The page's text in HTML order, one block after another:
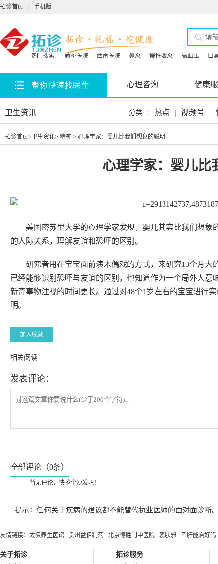
拓诊首页 手机版
热门搜索: 新桥医院 西南医院 鼻炎 慢性咽炎 高血压 口
帮你快速找医生 心理咨询 健康
卫生资讯 分类 : 热点 | 视频号 |
拓诊首页> 卫生资讯> 精神 > 心理学家：婴儿比我们想象的聪明
心理学家：婴儿比
美国密苏里大学的心理学家发现，婴儿其实比我们想
的人际关系，理解友谊和恐吓的区别。
研究者用在宝宝面前演木偶戏的方式，来研究13个月
已经能够识别恐吓与友谊的区别，也知道作为一个局外人
新奇事物注视的时间更长。通过对48个1岁左右的宝宝进行
明。
加入收藏
相关阅读
发表评论：
全部评论（0条）
暂无评论，快抢个沙发吧！
提示：任何关于疾病的建议都不能替代执业医师的面对面诊断
友情链接： 太极养生医馆 贵州益佰制药 北京德胜门中医院 蕊肤雅 乙肝能治好吗
关于拓诊 拓诊服务